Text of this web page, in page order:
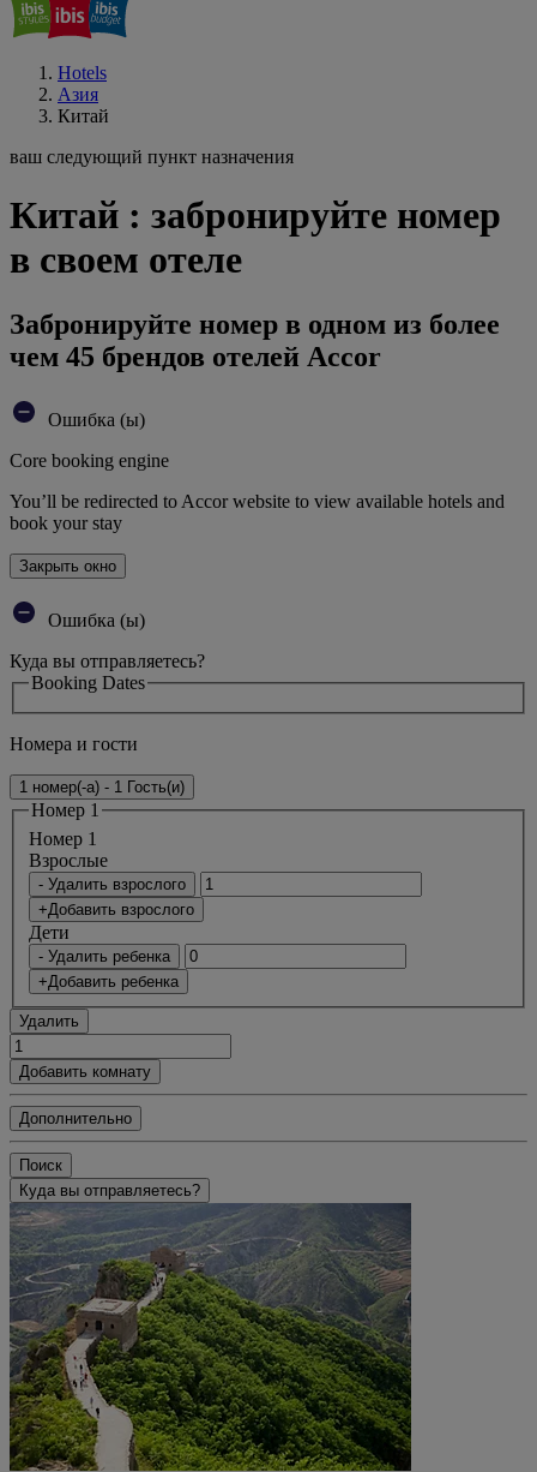
Hotels
Азия
Китай
ваш следующий пункт назначения
Китай : забронируйте номер
в своем отеле
Забронируйте номер в одном из более
чем 45 брендов отелей Accor
Ошибка (ы)
Core booking engine
You’ll be redirected to Accor website to view available hotels and
book your stay
Закрыть окно
Ошибка (ы)
Куда вы отправляетесь?
Booking Dates
Номера и гости
1 номер(-а) - 1 Гость(и)
Номер 1
Номер 1
Bзрослые
- Удалить взрослого
+Добавить взрослого
Дети
- Удалить ребенка
+Добавить ребенка
Удалить
Добавить комнату
Дополнительно
Поиск
Куда вы отправляетесь?